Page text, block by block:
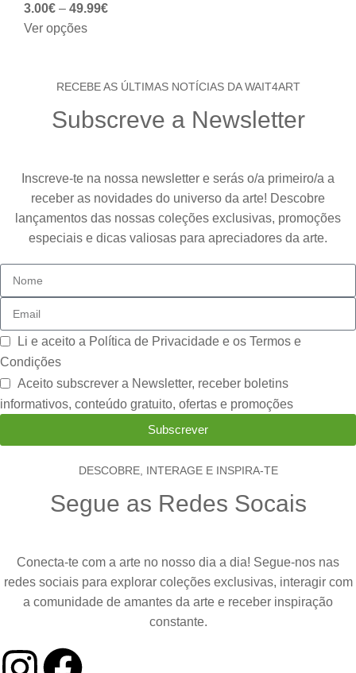
3.00€ – 49.99€
Ver opções
RECEBE AS ÚLTIMAS NOTÍCIAS DA WAIT4ART
Subscreve a Newsletter
Inscreve-te na nossa newsletter e serás o/a primeiro/a a
receber as novidades do universo da arte! Descobre
lançamentos das nossas coleções exclusivas, promoções
especiais e dicas valiosas para apreciadores da arte.
Li e aceito a Política de Privacidade e os Termos e
Condições
Aceito subscrever a Newsletter, receber boletins
informativos, conteúdo gratuito, ofertas e promoções
Subscrever
DESCOBRE, INTERAGE E INSPIRA-TE
Segue as Redes Socais
Conecta-te com a arte no nosso dia a dia! Segue-nos nas
redes sociais para explorar coleções exclusivas, interagir com
a comunidade de amantes da arte e receber inspiração
constante.